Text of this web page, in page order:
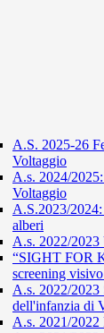
A.S. 2025-26
Voltaggio
A.s. 2024/
Voltaggio
A.S.2023/
alberi
A.s. 2022/
“SIGHT FOR
screening
A.s. 2022/2023
dell'infanzia di
A.s. 2021/2022